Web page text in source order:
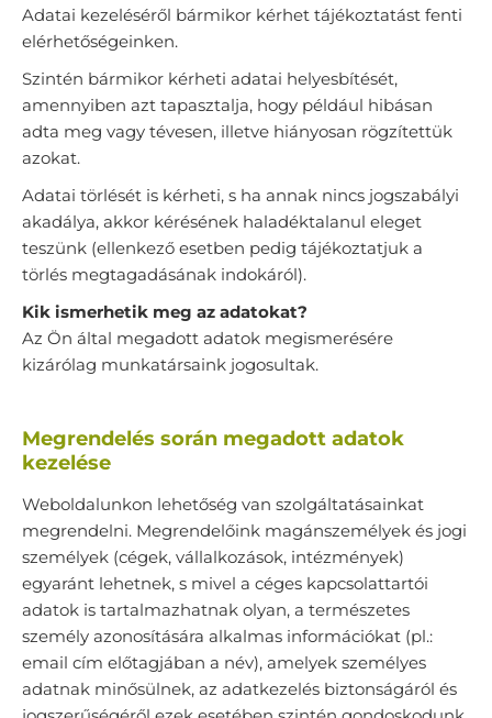
Adatai kezeléséről bármikor kérhet tájékoztatást fenti
elérhetőségeinken.
Szintén bármikor kérheti adatai helyesbítését,
amennyiben azt tapasztalja, hogy például hibásan
adta meg vagy tévesen, illetve hiányosan rögzítettük
azokat.
Adatai törlését is kérheti, s ha annak nincs jogszabályi
akadálya, akkor kérésének haladéktalanul eleget
teszünk (ellenkező esetben pedig tájékoztatjuk a
törlés megtagadásának indokáról).
Kik ismerhetik meg az adatokat?
Az Ön által megadott adatok megismerésére
kizárólag munkatársaink jogosultak.
Megrendelés során megadott adatok
kezelése
Weboldalunkon lehetőség van szolgáltatásainkat
megrendelni. Megrendelőink magánszemélyek és jogi
személyek (cégek, vállalkozások, intézmények)
egyaránt lehetnek, s mivel a céges kapcsolattartói
adatok is tartalmazhatnak olyan, a természetes
személy azonosítására alkalmas információkat (pl.:
email cím előtagjában a név), amelyek személyes
adatnak minősülnek, az adatkezelés biztonságáról és